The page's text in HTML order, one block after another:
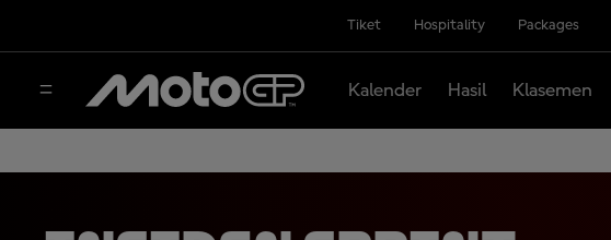
Tiket Hospitality Packages
Kalender Hasil Klasemen